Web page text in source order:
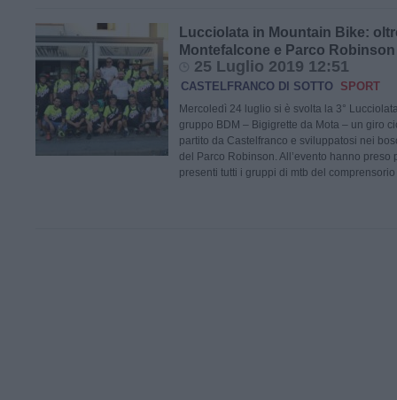
Lucciolata in Mountain Bike:
Montefalcone e Parco Robinson
25 Luglio 2019 12:51
CASTELFRANCO DI SOTTO SPORT
Mercoledì 24 luglio si è svolta la 3°
gruppo BDM – Bigigrette da Mota – un giro
partito da Castelfranco e sviluppatosi nei
del Parco Robinson. All’evento hanno preso
presenti tutti i gruppi di mtb del